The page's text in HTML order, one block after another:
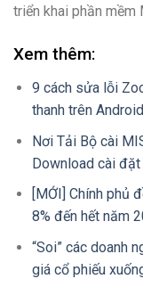
triển khai phần mềm
Xem thêm:
9 cách sửa lỗi
thanh trên Android
Nơi Tải Bộ cài
Download cài đặt
[MỚI] Chính phủ
8% đến hết năm
“Soi” các doanh
giá cổ phiếu